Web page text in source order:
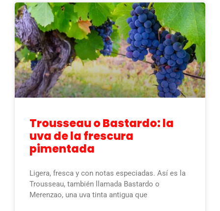
Trousseau o Bastardo: la
uva de la frescura
pimentada
Ligera, fresca y con notas especiadas. Así es la
Trousseau, también llamada Bastardo o
Merenzao, una uva tinta antigua que